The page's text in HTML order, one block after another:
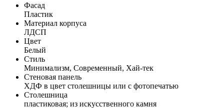
Фасад
Пластик
Материал корпуса
ЛДСП
Цвет
Белый
Стиль
Минимализм, Современный, Хай-тек
Стеновая панель
ХДФ в цвет столешницы или с фотопечатью
Столешница
пластиковая; из искусственного камня